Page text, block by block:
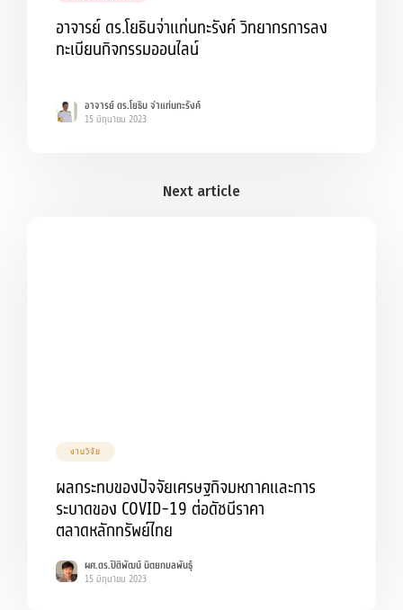
อาจารย์ ดร.โยธินจ่าแท่นทะรังค์ วิทยากรการลง
ทะเบียนกิจกรรมออนไลน์
อาจารย์ ดร.โยธิน จ่าแท่นทะรังค์
15 มิถุนายน 2023
งานวิจัย
ผลกระทบของปัจจัยเศรษฐกิจมหภาคและการ
ระบาดของ COVID-19 ต่อดัชนีราคา
ตลาดหลักทรัพย์ไทย
ผศ.ดร.ปิติพัฒน์ นิตยกมลพันธุ์
15 มิถุนายน 2023